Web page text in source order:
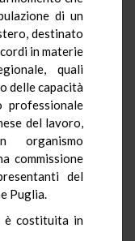
di un
destinato
in materie
quali
delle capacità
professionale
del lavoro,
organismo
commissione
del
Puglia.
è costituita in